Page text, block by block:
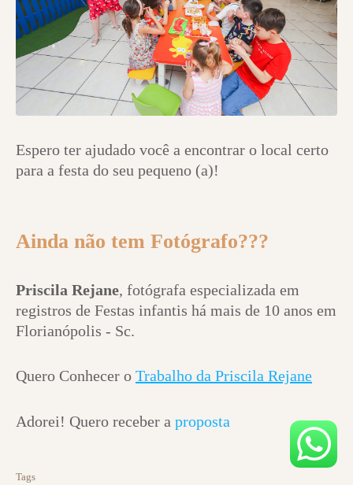
Espero ter ajudado você a encontrar o local certo
para a festa do seu pequeno (a)!
Ainda não tem Fotógrafo???
Priscila Rejane, fotógrafa especializada em
registros de Festas infantis há mais de 10 anos em
Florianópolis - Sc.
Quero Conhecer o Trabalho da Priscila Rejane
Adorei! Quero receber a proposta
Tags